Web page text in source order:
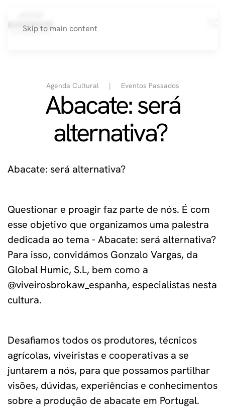
Skip to main content
Agenda Cultural Eventos Passados
Abacate: será
alternativa?
Abacate: será alternativa?
Questionar e proagir faz parte de nós. É com
esse objetivo que organizamos uma palestra
dedicada ao tema - Abacate: será alternativa?
Para isso, convidámos Gonzalo Vargas, da
Global Humic, S.L, bem como a
@viveirosbrokaw_espanha, especialistas nesta
cultura.
Desafiamos todos os produtores, técnicos
agrícolas, viveiristas e cooperativas a se
juntarem a nós, para que possamos partilhar
visões, dúvidas, experiências e conhecimentos
sobre a produção de abacate em Portugal.